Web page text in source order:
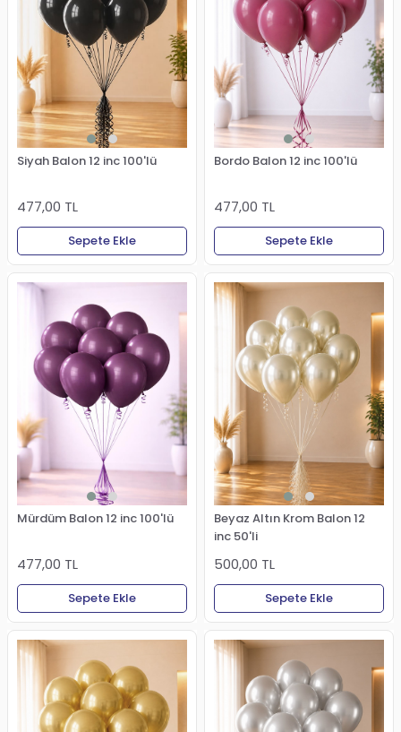
Siyah Balon 12 inc 100'lü
477,00 TL
Sepete Ekle
Bordo Balon 12 inc 100'lü
477,00 TL
Sepete Ekle
Mürdüm Balon 12 inc 100'lü
477,00 TL
Sepete Ekle
Beyaz Altın Krom Balon 12
inc 50'li
500,00 TL
Sepete Ekle